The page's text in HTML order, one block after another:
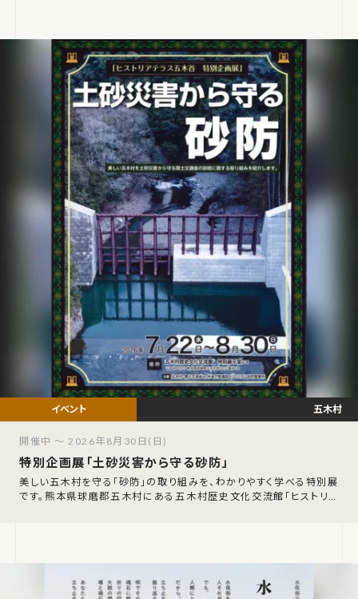
特別企画展「土砂災害から守る砂防」
美しい五木村を守る「砂防」の取り組みを、わかりやすく学べる特別展
です。熊本県球磨郡五木村にある五木村歴史文化交流館「ヒストリア
五木村
開催中 ～ 2026年8月30日(日)